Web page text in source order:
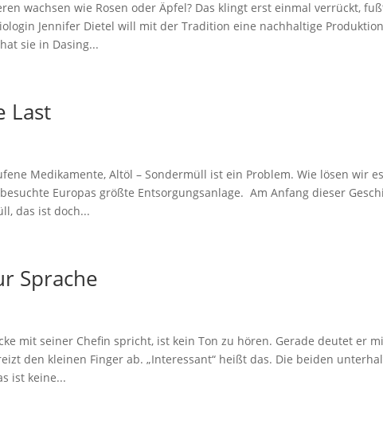
wachsen wie Rosen oder Äpfel? Das klingt erst einmal verrückt,
Jennifer Dietel will mit der Tradition eine nachhaltige
sie in Dasing...
Last
Medikamente, Altöl – Sondermüll ist ein Problem. Wie lösen wir
Europas größte Entsorgungsanlage. Am Anfang dieser
das ist doch...
Sprache
mit seiner Chefin spricht, ist kein Ton zu hören. Gerade deutet er
den kleinen Finger ab. „Interessant“ heißt das. Die beiden
ist keine...